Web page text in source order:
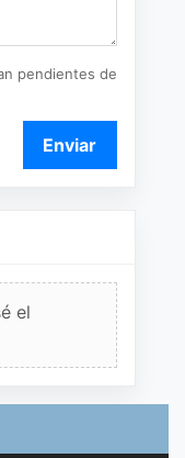
pendientes de
Enviar
el